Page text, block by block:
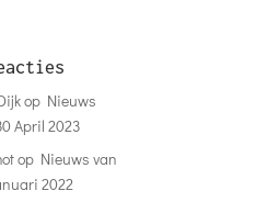
op Nieuws
April 2023
op Nieuws van
2022